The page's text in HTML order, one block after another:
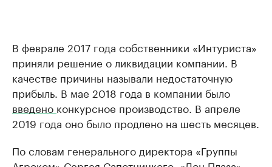
В феврале 2017 года собственники «Интуриста»
приняли решение о ликвидации компании. В
качестве причины называли недостаточную
прибыль. В мае 2018 года в компании было
введено конкурсное производство. В апреле
2019 года оно было продлено на шесть месяцев.
По словам генерального директора «Группы